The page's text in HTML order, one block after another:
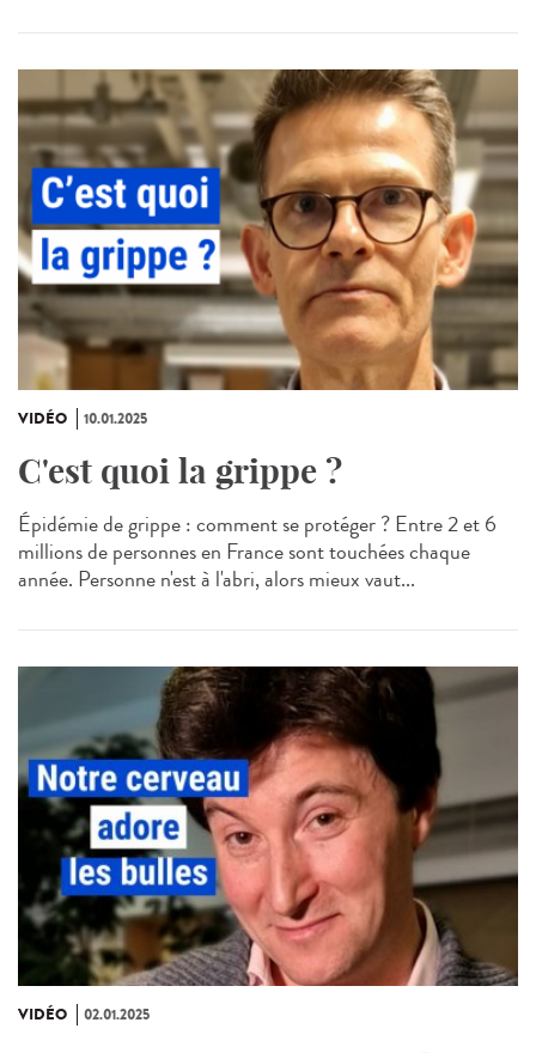
VIDÉO 10.01.2025
C'est quoi la grippe ?
Épidémie de grippe : comment se protéger ? Entre 2 et 6
millions de personnes en France sont touchées chaque
année. Personne n'est à l'abri, alors mieux vaut...
VIDÉO 02.01.2025